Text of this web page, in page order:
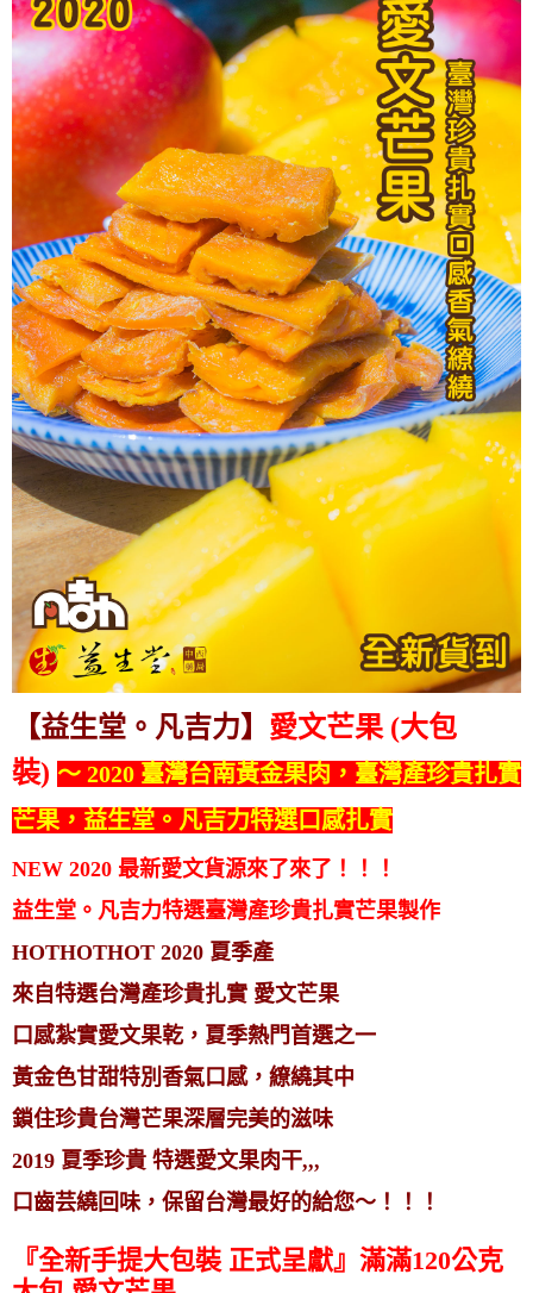
【益生堂。凡吉力】 愛文芒果 (大包
裝) ～ 2020 臺灣台南黃金果肉，臺灣產珍貴扎實
芒果，益生堂。凡吉力特選口感扎實
NEW 2020 最新愛文貨源來了來了！！！
益生堂。凡吉力特選臺灣產珍貴扎實芒果製作
HOTHOTHOT 2020 夏季產
來自特選台灣產珍貴扎實 愛文芒果
口感紮實愛文果乾，夏季熱門首選之一
黃金色甘甜特別香氣口感，繚繞其中
鎖住珍貴台灣芒果深層完美的滋味
2019 夏季珍貴 特選愛文果肉干,,,
口齒芸繞回味，保留台灣最好的給您～！！！
『全新手提大包裝 正式呈獻』滿滿120公克